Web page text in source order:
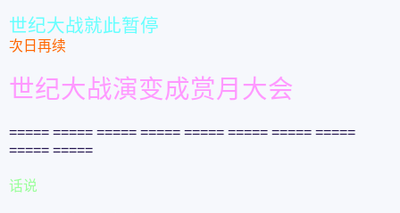
世纪大战就此暂停
次日再续
世纪大战演变成赏月大会
===== ===== ===== ===== ===== ===== ===== =====
===== =====
话说